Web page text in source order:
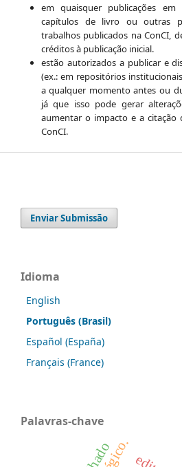
em quaisquer publicações em
capítulos de livro ou outras
trabalhos publicados na ConCI,
créditos à publicação inicial.
estão autorizados a publicar e
(ex.: em repositórios
a qualquer momento antes ou
já que isso pode gerar
aumentar o impacto e a citação
ConCI.
Enviar Submissão
Idioma
English
Português (Brasil)
Español (España)
Français (France)
Palavras-chave